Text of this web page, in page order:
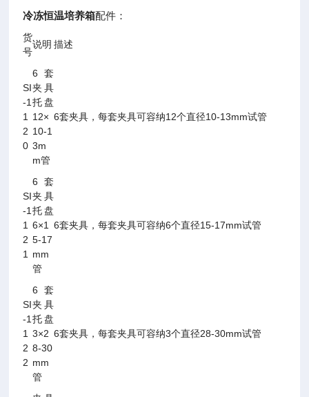
冷冻恒温培养箱配件：
货
号
说明 描述
SI
-1
1
2
0
6套
夹具
托盘
12×
10-1
3m
m管
6套夹具，每套夹具可容纳12个直径10-13mm试管
SI
-1
1
2
1
6套
夹具
托盘
6×1
5-17
mm
管
6套夹具，每套夹具可容纳6个直径15-17mm试管
SI
-1
1
2
2
6套
夹具
托盘
3×2
8-30
mm
管
6套夹具，每套夹具可容纳3个直径28-30mm试管